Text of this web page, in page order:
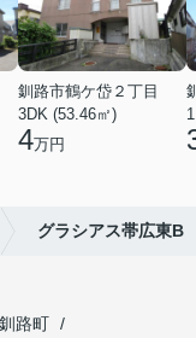
釧路市鶴ケ岱２丁目
3DK (53.46㎡)
4万円
グラシアス帯広東B
路町